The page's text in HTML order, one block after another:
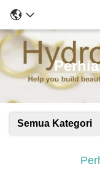
Semua Kategori